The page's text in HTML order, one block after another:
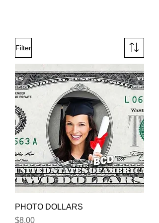
Filter
PHOTO DOLLARS
Price
$8.00